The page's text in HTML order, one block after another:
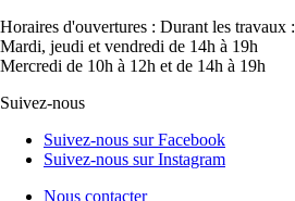
Horaires d'ouvertures : Durant les travaux :
Mardi, jeudi et vendredi de 14h à 19h
Mercredi de 10h à 12h et de 14h à 19h
Suivez-nous
Suivez-nous sur Facebook
Suivez-nous sur Instagram
Nous contacter